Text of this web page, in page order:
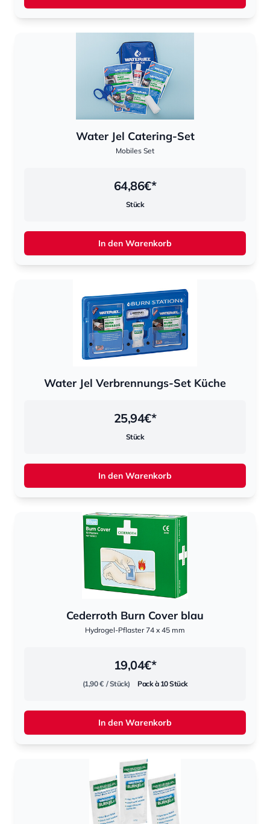
Water Jel Catering-Set
Mobiles Set
64,86€*
Stück
In den Warenkorb
Water Jel Verbrennungs-Set Küche
25,94€*
Stück
In den Warenkorb
Cederroth Burn Cover blau
Hydrogel-Pflaster 74 x 45 mm
19,04€*
(1,90 € / Stück) Pack à 10 Stück
In den Warenkorb